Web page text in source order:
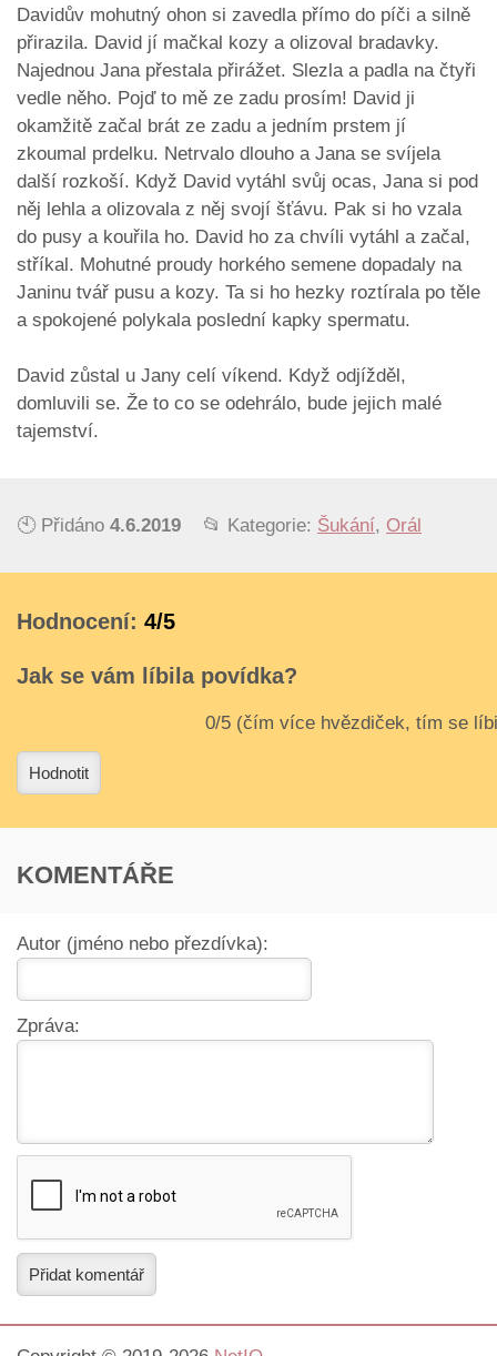
Davidův mohutný ohon si zavedla přímo do píči a silně
přirazila. David jí mačkal kozy a olizoval bradavky.
Najednou Jana přestala přirážet. Slezla a padla na čtyři
vedle něho. Pojď to mě ze zadu prosím! David ji
okamžitě začal brát ze zadu a jedním prstem jí
zkoumal prdelku. Netrvalo dlouho a Jana se svíjela
další rozkoší. Když David vytáhl svůj ocas, Jana si pod
něj lehla a olizovala z něj svojí šťávu. Pak si ho vzala
do pusy a kouřila ho. David ho za chvíli vytáhl a začal,
stříkal. Mohutné proudy horkého semene dopadaly na
Janinu tvář pusu a kozy. Ta si ho hezky roztírala po těle
a spokojené polykala poslední kapky spermatu.
David zůstal u Jany celí víkend. Když odjížděl,
domluvili se. Že to co se odehrálo, bude jejich malé
tajemství.
🕙 Přidáno 4.6.2019 📂 Kategorie: Šukání, Orál
Hodnocení: 4/5
Jak se vám líbila povídka?
Hodnotit
KOMENTÁŘE
Autor (jméno nebo přezdívka):
Zpráva:
Přidat komentář